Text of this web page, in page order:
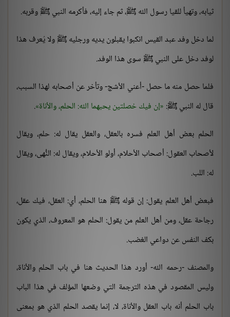
ثيابه، وتهيأ للقيا رسول الله ﷺ، ثم جاء إليه، فأكرمه النبي ﷺ وقربه.
لما دخل وفد عبد القيس انكبوا يقبلون يديه ورجليه ﷺ ولا يُعرف هذا
لوفد دخل على النبي ﷺ سوى هذا الوفد.
فلما حصل منه ما حصل -أعني الأشج- وتأخر عن أصحابه لهذا السبب،
قال له النبي ﷺ: إن فيك خصلتين يحبهما الله: الحلم، والأناة .
الحلم بعض أهل العلم فسره بالعقل، والعقل يقال له: حلم، ويقال
لأصحاب العقول: أصحاب الأحلام، أولو الأحلام، ويقال له: النُّهى، ويقال
له: اللب.
فبعض أهل العلم يقول: إن قوله ﷺ هنا الحلم، أي: العقل، فيك عقل،
رجاحة عقل، ومن أهل العلم من يقول: الحلم هو المعروف، الذي يكون
بكف النفس عن دواعي الغضب.
والمصنف -رحمه الله- أورد هذا الحديث هنا في باب الحلم والأناة،
وليس المقصود في هذه الترجمة التي وضعها المؤلف في هذا الباب
باب الحلم أنه باب العقل والأناة، لا، إنما يقصد الحلم الذي هو بمعنى